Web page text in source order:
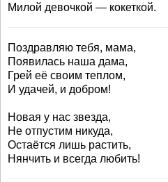
Милой девочкой — кокеткой.
Поздравляю тебя, мама,
Появилась наша дама,
Грей её своим теплом,
И удачей, и добром!
Новая у нас звезда,
Не отпустим никуда,
Остаётся лишь растить,
Нянчить и всегда любить!